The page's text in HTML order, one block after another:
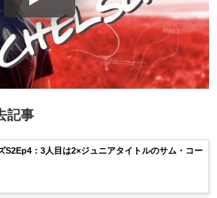
記事
S2Ep4：3人目は2×ジュニアタイトルのサム・コー